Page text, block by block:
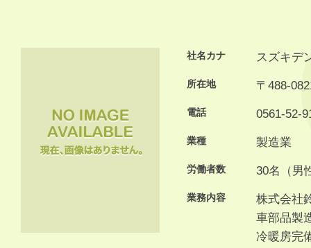
社名カナ スズキデ
所在地 〒488-
電話 0561-52-
業種 製造業
労働者数 30名（男
業務内容
株式会社
車部品製
冷暖房完